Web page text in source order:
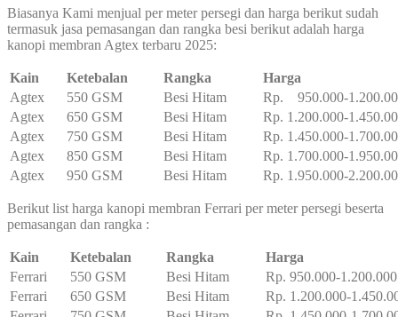
Biasanya Kami menjual per meter persegi dan harga berikut sudah
termasuk jasa pemasangan dan rangka besi berikut adalah harga
kanopi membran Agtex terbaru 2025:
Kain Ketebalan Rangka
Harga
Agtex
550 GSM Besi Hitam
Rp. 950.000-
Agtex
650 GSM Besi Hitam
Rp. 1.200.000-
Agtex
750 GSM Besi Hitam
Rp. 1.450.000-
Agtex
850 GSM Besi Hitam
Rp. 1.700.000-
Agtex
950 GSM Besi Hitam Rp. 1.950.000-
Berikut list harga kanopi membran Ferrari per meter persegi beserta
pemasangan dan rangka :
Kain Ketebalan Rangka
Harga
Ferrari
550 GSM Besi Hitam
Rp. 950.000-1.200.000
Ferrari
650 GSM Besi Hitam
Rp. 1.200.000-